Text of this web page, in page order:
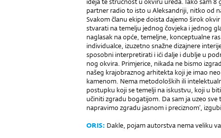
partner radio to isto u Aleksandriji, nitko od
Svakom članu ekipe doista dajemo širok
stvarati na temelju jednog čovjeka i jednog
naglasak na opće, temeljne, konceptualne
individualce, izuzetno snažne dizajnere
sposobni interpretirati i ići dalje i dublje u
nog okvira. Primjerice, nikada ne bismo
našeg krajobraznog arhitekta koji je imao
kamenom. Nema metodoloških ili
postupku koji se temelji na is­kustvu, koji u
učiniti zgradu bogatijom. Da sam ja uzeo
napravimo zgradu jasnom i preciznom’,
ORIS: Dakle, pojam autorstva nema veliku